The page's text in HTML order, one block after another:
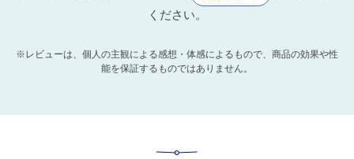
ください。
※レビューは、個人の主観による感想・体感によるもので、商品の効果や性
能を保証するものではありません。